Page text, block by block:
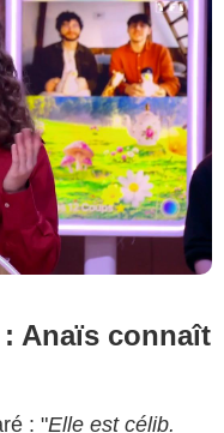
Anaïs connaît
: "Elle est célib.